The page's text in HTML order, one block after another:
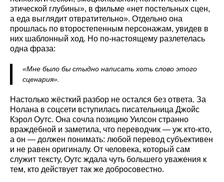
этической глубины», в фильме «нет постельных сцен,
а еда выглядит отвратительно». Отдельно она
прошлась по второстепенным персонажам, увидев в
них шаблонный ход. Но по-настоящему разлетелась
одна фраза:
«Мне было бы стыдно написать хоть слово этого
сценария».
Настолько жёсткий разбор не остался без ответа. За
Нолана в соцсети вступилась писательница Джойс
Кэрол Оутс. Она сочла позицию Уилсон странно
враждебной и заметила, что переводчик — уж кто-кто,
а он — должен понимать: любой перевод субъективен
и не равен оригиналу. От человека, который сам
служит тексту, Оутс ждала чуть большего уважения к
тем, кто действует так же добросовестно.